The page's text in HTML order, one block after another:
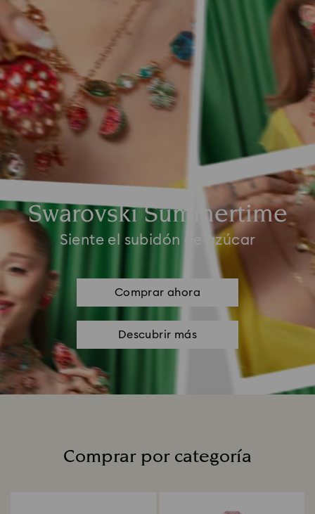
Swarovski Summertime
Siente el subidón de azúcar
Comprar ahora
Descubrir más
Comprar por categoría